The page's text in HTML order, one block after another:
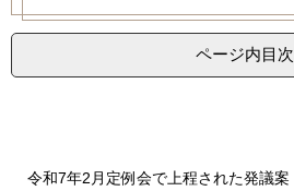
ページ内目次
令和7年2月定例会で上程された発議案